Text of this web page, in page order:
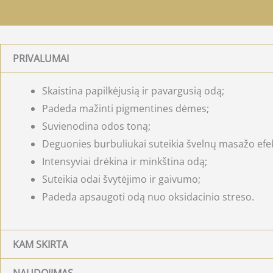
PRIVALUMAI
Skaistina papilkėjusią ir pavargusią odą;
Padeda mažinti pigmentines dėmes;
Suvienodina odos toną;
Deguonies burbuliukai suteikia švelnų masažo
Intensyviai drėkina ir minkština odą;
Suteikia odai švytėjimo ir gaivumo;
Padeda apsaugoti odą nuo oksidacinio streso.
KAM SKIRTA